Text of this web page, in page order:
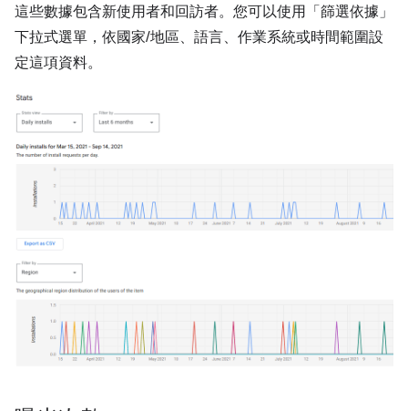
這些數據包含新使用者和回訪者。您可以使用「篩選依據」
下拉式選單，依國家/地區、語言、作業系統或時間範圍設
定這項資料。